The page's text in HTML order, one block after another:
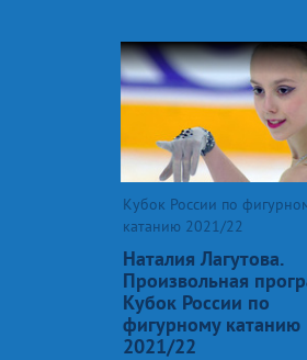
Кубок России по
катанию 2021/22
Наталия Лагутова.
Произвольная
Кубок России по
фигурному катанию
2021/22